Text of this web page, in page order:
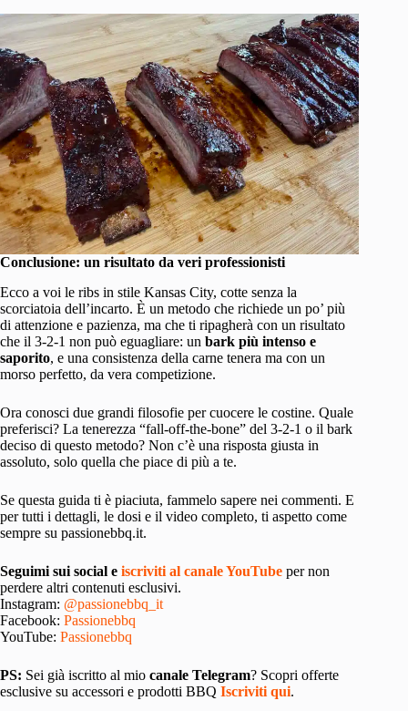
Conclusione: un risultato da veri professionisti
Ecco a voi le ribs in stile Kansas City, cotte senza la
scorciatoia dell’incarto. È un metodo che richiede un po’ più
di attenzione e pazienza, ma che ti ripagherà con un risultato
che il 3-2-1 non può eguagliare: un bark più intenso e
saporito, e una consistenza della carne tenera ma con un
morso perfetto, da vera competizione.
Ora conosci due grandi filosofie per cuocere le costine. Quale
preferisci? La tenerezza “fall-off-the-bone” del 3-2-1 o il bark
deciso di questo metodo? Non c’è una risposta giusta in
assoluto, solo quella che piace di più a te.
Se questa guida ti è piaciuta, fammelo sapere nei commenti. E
per tutti i dettagli, le dosi e il video completo, ti aspetto come
sempre su passionebbq.it.
Seguimi sui social e iscriviti al canale YouTube per non
perdere altri contenuti esclusivi.
Instagram: @passionebbq_it
Facebook: Passionebbq
YouTube: Passionebbq
PS: Sei già iscritto al mio canale Telegram? Scopri offerte
esclusive su accessori e prodotti BBQ Iscriviti qui.